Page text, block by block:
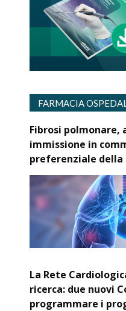
FARMACIA
Fibrosi polmonare,
immissione in
preferenziale della
La Rete
ricerca: due nuovi
programmare i